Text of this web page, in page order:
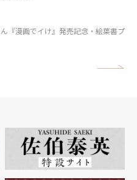
『漫画でイけ』発売記念・絵葉書プ